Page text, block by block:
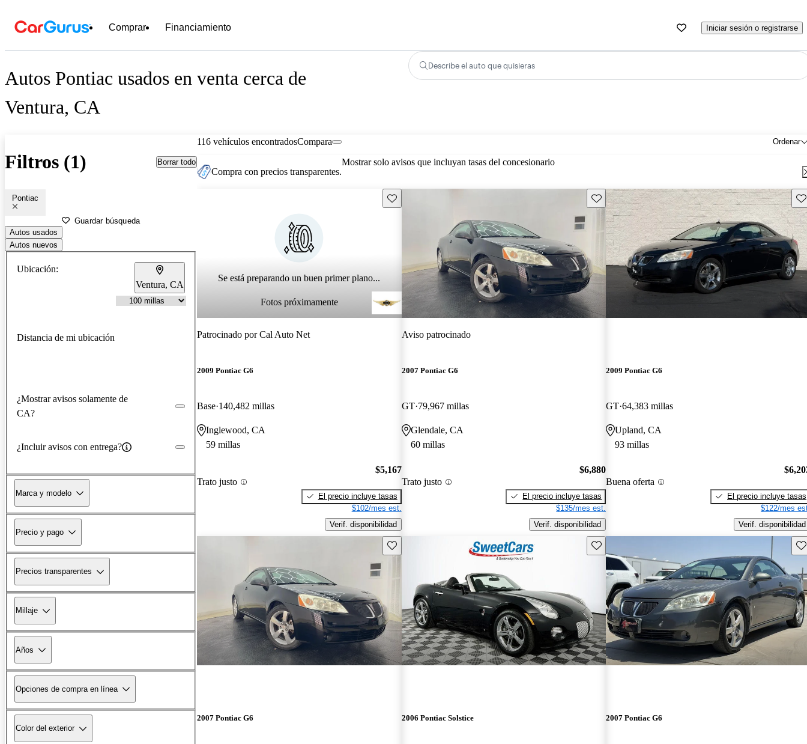
Comprar Financiamiento Iniciar sesión o registrarse
Autos Pontiac usados en venta cerca de
Ventura, CA
Describe el auto que quisieras
Filtros (1) Borrar todo
Pontiac
Guardar búsqueda
Autos usados
Autos nuevos
Ubicación:
Ventura, CA
Distancia de mi ubicación
¿Mostrar avisos solamente de
CA?
¿Incluir avisos con entrega?
Marca y modelo
Precio y pago
Precios transparentes
Millaje
Años
Opciones de compra en línea
Color del exterior
116 vehículos encontrados Ordenar
Compara
Compra con precios transparentes.
Mostrar solo avisos que incluyan tasas del concesionario
Se está preparando un buen primer plano...
Fotos próximamente
Guarda este Aviso
Patrocinado porCal Auto Net
2009 Pontiac G6
Base 140,482 millas
Inglewood, CA
59 millas
Trato justo
$5,167
El precio incluye tasas
$102/mes est.
Verif. disponibilidad
Guarda este Aviso
Aviso patrocinado
2007 Pontiac G6
GT 79,967 millas
Glendale, CA
60 millas
Trato justo
$6,880
El precio incluye tasas
$135/mes est.
Verif. disponibilidad
2009 Pontiac G6
GT 64,383 millas
Upland, CA
93 millas
Buena oferta
El precio incluye tasas
$122/mes
Verif. disponibilidad
Guarda este Aviso
2007 Pontiac G6
Guarda este Aviso
2006 Pontiac Solstice 2007 Pontiac G6